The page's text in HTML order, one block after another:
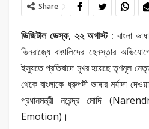
Share
ডিজিটাল ডেস্ক, ২২ অগাস্ট : বাংলা
ভিনরাজ্যে বাঙালিদের হেনস্তার
ইস্যুতে প্রতিবাদে মুখর হয়েছে তৃণমূল
থেকে বাংলাকে ধ্রুপদী ভাষার মর্যাদা
প্রধানমন্ত্রী নরেন্দ্র মোদি
Emotion)।